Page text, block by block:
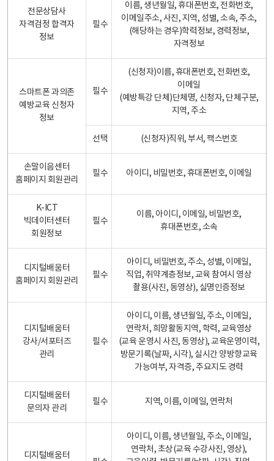
전문상담사
자격검정 합격자
정보
필수
이름, 생년월일, 휴대폰번호, 전화번호,
이메일주소, 사진, 지역, 성별, 소속, 주소,
(해당하는 경우)학력정보, 경력정보,
자격정보
스마트폰 과의존
예방교육 신청자
정보
필수
(신청자)이름, 휴대폰번호, 전화번호,
이메일
(예방특강 단체)단체명, 신청자, 단체구분,
지역, 주소
선택 (신청자)직위, 부서, 팩스번호
손말이음센터
홈페이지 회원관리
필수 아이디, 비밀번호, 휴대폰번호, 이메일
K-ICT
빅데이터센터
회원정보
필수
이름, 아이디, 이메일, 비밀번호,
휴대폰번호, 소속
디지털배움터
홈페이지 회원관리
필수
아이디, 비밀번호, 주소, 성별, 이메일,
직업, 취약계층정보, 교육 참여시 영상
촬용(사진, 동영상), 실명인증정보
디지털배움터
강사/서포터즈
관리
필수
아이디, 이름, 생년월일, 주소, 이메일,
연락처, 희망활동지역, 학력, 교육영상
(교육 운영시 사진, 동영상), 교육운영이력,
방문기록(날짜, 시각), 실시간 양방향교육
가능여부, 자격증, 주요지도 경력
디지털배움터
문의자 관리
필수 지역, 이름, 이메일, 연락처
디지털배움터
아이디, 이름, 생년월일, 주소, 이메일,
연락처, 초상(교육 수강사진, 영상),